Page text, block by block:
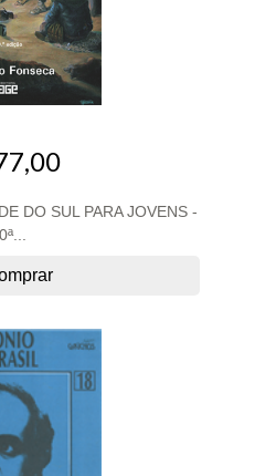
DO SUL PARA JOVENS -